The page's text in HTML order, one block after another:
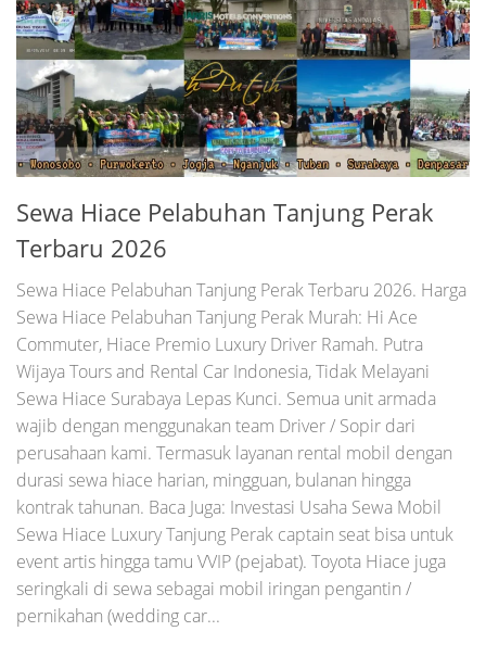
Sewa Hiace Pelabuhan Tanjung Perak
Terbaru 2026
Sewa Hiace Pelabuhan Tanjung Perak Terbaru 2026. Harga
Sewa Hiace Pelabuhan Tanjung Perak Murah: Hi Ace
Commuter, Hiace Premio Luxury Driver Ramah. Putra
Wijaya Tours and Rental Car Indonesia, Tidak Melayani
Sewa Hiace Surabaya Lepas Kunci. Semua unit armada
wajib dengan menggunakan team Driver / Sopir dari
perusahaan kami. Termasuk layanan rental mobil dengan
durasi sewa hiace harian, mingguan, bulanan hingga
kontrak tahunan. Baca Juga: Investasi Usaha Sewa Mobil
Sewa Hiace Luxury Tanjung Perak captain seat bisa untuk
event artis hingga tamu VVIP (pejabat). Toyota Hiace juga
seringkali di sewa sebagai mobil iringan pengantin /
pernikahan (wedding car...